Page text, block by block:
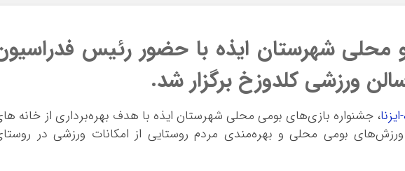
محلی شهرستان ایذه با حضور رئیس
ورزشی کلدوزخ برگزار شد.
، جشنواره بازی‌های بومی محلی شهرستان ایذه با هدف بهره‌برداری از خانه
بومی محلی و بهره‌مندی مردم روستایی از امکانات ورزشی در